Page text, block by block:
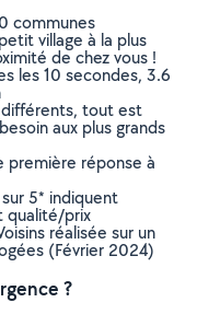
communes
village à la plus
de chez vous !
les 10 secondes, 3.6
tout est
aux plus grands
première réponse à
5* indiquent
qualité/prix
réalisée sur un
(Février 2024)
?